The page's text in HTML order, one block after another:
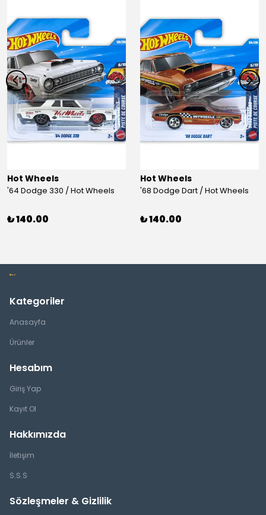
Hot Wheels
'64 Dodge 330 / Hot Wheels
₺ 140.00
Hot Wheels
'68 Dodge Dart / Hot Wheels
₺ 140.00
Kategoriler
Anasayfa
Ürünler
Hesabım
Giriş Yap
Kayıt Ol
Hakkımızda
İletişim
S.S.S
Sözleşmeler & Gizlilik